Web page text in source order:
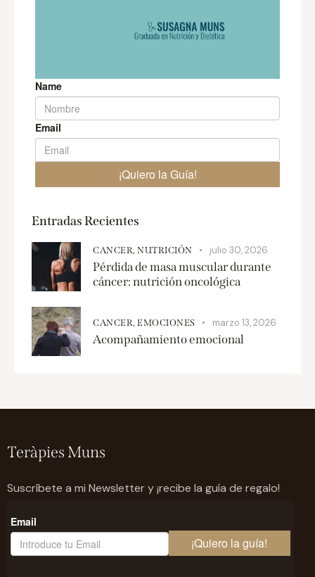
Entradas Recientes
CANCER, NUTRICIÓN julio 30, 2026
Pérdida de masa muscular durante
cáncer: nutrición oncológica
CANCER, EMOCIONES marzo 13, 2026
Acompañamiento emocional
Teràpies Muns
Suscríbete a mi Newsletter y ¡recibe la guía de regalo!